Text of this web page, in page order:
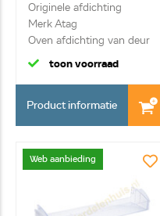
Originele afdichting
Merk Atag
Oven afdichting van deur
...
toon voorraad
Product informatie
Web aanbieding